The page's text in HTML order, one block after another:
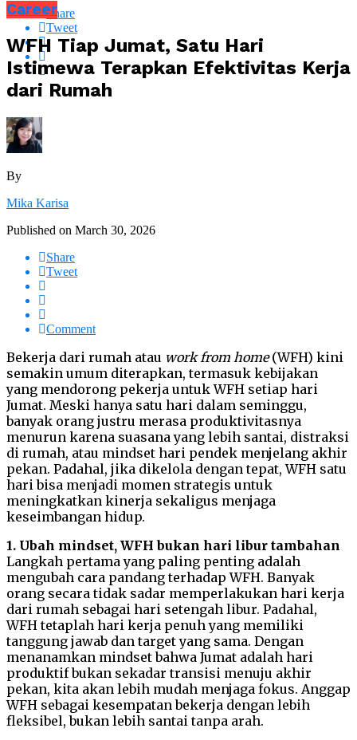
Share
Tweet
Career
WFH Tiap Jumat, Satu Hari
Istimewa Terapkan Efektivitas Kerja
dari Rumah
By
Mika Karisa
Published on March 30, 2026
Share
Tweet
Comment
Bekerja dari rumah atau work from home(WFH) kini
semakin umum diterapkan, termasuk kebijakan
yang mendorong pekerja untuk WFH setiap hari
Jumat. Meski hanya satu hari dalam seminggu,
banyak orang justru merasa produktivitasnya
menurun karena suasana yang lebih santai, distraksi
di rumah, atau mindset hari pendek menjelang akhir
pekan. Padahal, jika dikelola dengan tepat, WFH satu
hari bisa menjadi momen strategis untuk
meningkatkan kinerja sekaligus menjaga
keseimbangan hidup.
1. Ubah mindset, WFH bukan hari libur tambahan
Langkah pertama yang paling penting adalah
mengubah cara pandang terhadap WFH. Banyak
orang secara tidak sadar memperlakukan hari kerja
dari rumah sebagai hari setengah libur. Padahal,
WFH tetaplah hari kerja penuh yang memiliki
tanggung jawab dan target yang sama. Dengan
menanamkan mindset bahwa Jumat adalah hari
produktif bukan sekadar transisi menuju akhir
pekan, kita akan lebih mudah menjaga fokus. Anggap
WFH sebagai kesempatan bekerja dengan lebih
fleksibel, bukan lebih santai tanpa arah.